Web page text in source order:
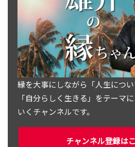
縁を大事にしながら「人生につ
「自分らしく生きる」をテーマ
いくチャンネルです。
チャンネル登録は